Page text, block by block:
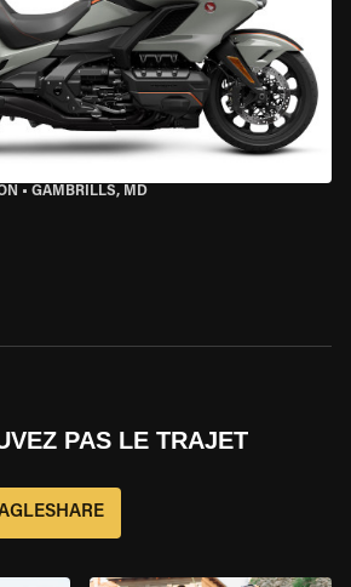
• GAMBRILLS, MD
PAS LE TRAJET